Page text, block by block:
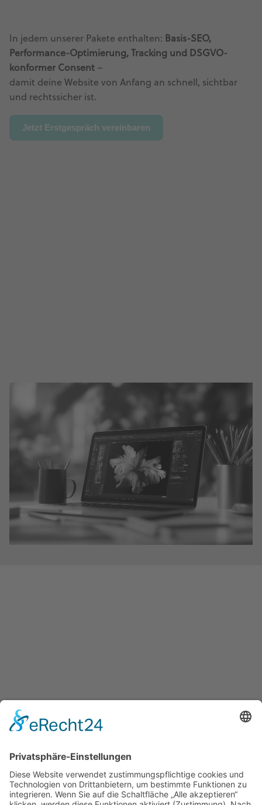
In jedem unserer Pakete enthalten: Basis-SEO,
Performance-Optimierung, Tracking und DSGVO-
konformer Consent –
damit deine Website von Anfang an schnell, sichtbar
und rechtssicher ist.
Jetzt Erstgespräch vereinbaren